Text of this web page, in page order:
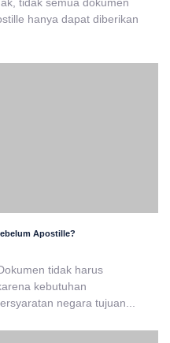
hanya dapat diberikan
Apostille?
tidak harus
kebutuhan
negara tujuan...